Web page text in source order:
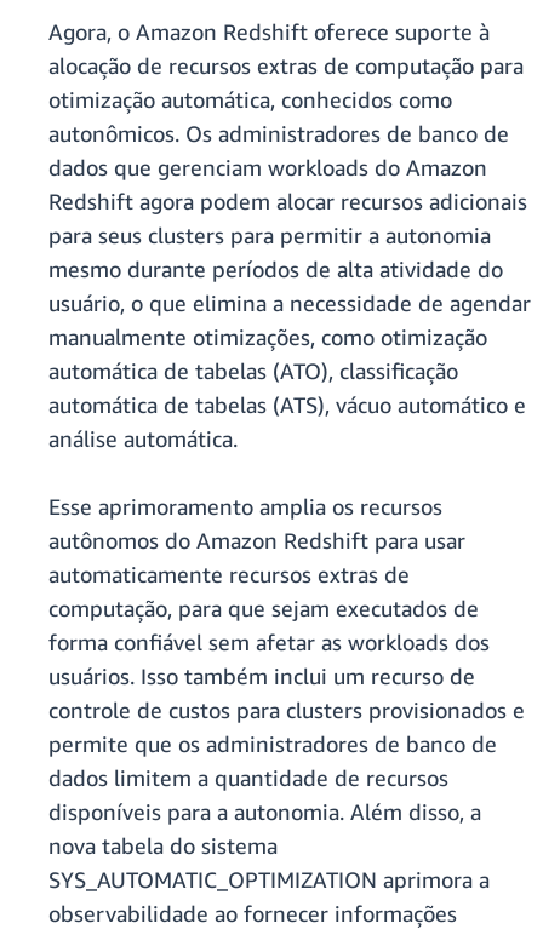
Agora, o Amazon Redshift oferece suporte à
alocação de recursos extras de computação para
otimização automática, conhecidos como
autonômicos. Os administradores de banco de
dados que gerenciam workloads do Amazon
Redshift agora podem alocar recursos adicionais
para seus clusters para permitir a autonomia
mesmo durante períodos de alta atividade do
usuário, o que elimina a necessidade de agendar
manualmente otimizações, como otimização
automática de tabelas (ATO), classificação
automática de tabelas (ATS), vácuo automático e
análise automática.
Esse aprimoramento amplia os recursos
autônomos do Amazon Redshift para usar
automaticamente recursos extras de
computação, para que sejam executados de
forma confiável sem afetar as workloads dos
usuários. Isso também inclui um recurso de
controle de custos para clusters provisionados e
permite que os administradores de banco de
dados limitem a quantidade de recursos
disponíveis para a autonomia. Além disso, a
nova tabela do sistema
SYS_AUTOMATIC_OPTIMIZATION aprimora a
observabilidade ao fornecer informações